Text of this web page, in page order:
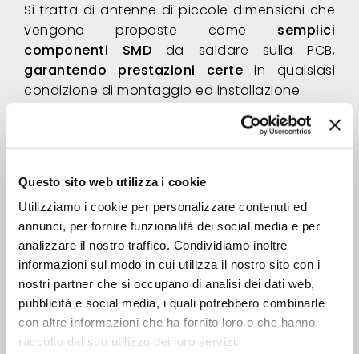
Questo sito web utilizza i cookie
Utilizziamo i cookie per personalizzare contenuti ed
annunci, per fornire funzionalità dei social media e per
analizzare il nostro traffico. Condividiamo inoltre
informazioni sul modo in cui utilizza il nostro sito con i
nostri partner che si occupano di analisi dei dati web,
pubblicità e social media, i quali potrebbero combinarle
con altre informazioni che ha fornito loro o che hanno
raccolto dal suo utilizzo dei loro servizi.
Si tratta di antenne di piccole dimensioni che
vengono proposte come semplici
componenti SMD da saldare sulla PCB,
garantendo prestazioni certe in qualsiasi
condizione di montaggio ed installazione.
Nella nostra case history riportiamo infatti il
quando si è reso conto, durante lo
svolgimento dei test in campo finali, che
prestazioni realidell’antenna a chip non
eranoneanche lontanamente paragonabili
quelle promesse dal fornitore.
In questo caso il problema è stato risolto
progettando un’antenna su misura specifica
per il particolare apparato in esame, ma